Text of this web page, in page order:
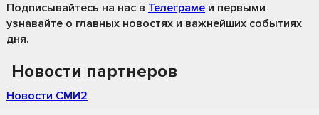
Подписывайтесь на нас в Телеграме и первыми
узнавайте о главных новостях и важнейших событиях
дня.
Новости партнеров
Новости СМИ2